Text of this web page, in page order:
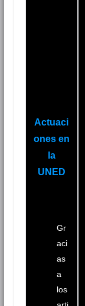
Actuaci
ones en
la
UNED
Gr
aci
as
a
los